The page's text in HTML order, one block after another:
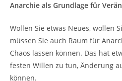
Anarchie als Grundlage für
Wollen Sie etwas Neues, wollen
müssen Sie auch Raum für
Chaos lassen können. Das hat
festen Willen zu tun, Änderung
können.